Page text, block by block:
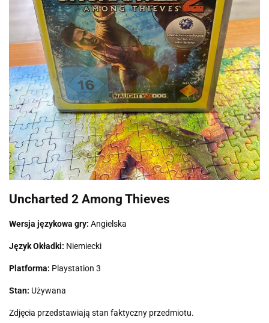
Uncharted 2 Among Thieves
Wersja językowa gry: Angielska
Język Okładki: Niemiecki
Platforma: Playstation 3
Stan: Używana
Zdjęcia przedstawiają stan faktyczny przedmiotu.